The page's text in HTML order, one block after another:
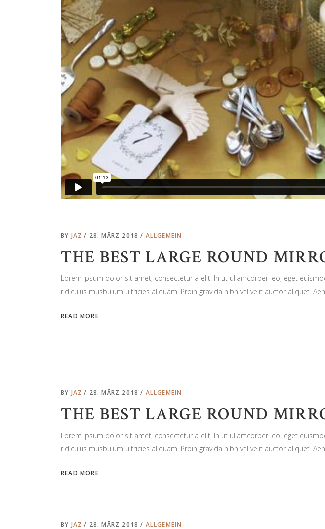
BY JAZ 28. MÄRZ 2018 ALLGEMEIN
THE BEST LARGE ROUND
Lorem ipsum dolor sit amet, consectetur a elit. In ut ullamcorper leo, eget
ridiculus musbulum ultricies aliquam. Proin gravida nibh vel velit auctor aliquet.
READ MORE
BY JAZ 28. MÄRZ 2018 ALLGEMEIN
THE BEST LARGE ROUND
Lorem ipsum dolor sit amet, consectetur a elit. In ut ullamcorper leo, eget
ridiculus musbulum ultricies aliquam. Proin gravida nibh vel velit auctor aliquet.
READ MORE
BY JAZ 28. MÄRZ 2018 ALLGEMEIN